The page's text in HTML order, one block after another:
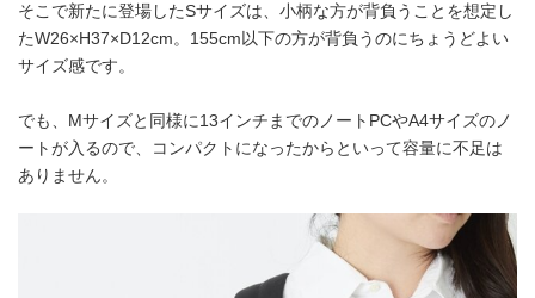
そこで新たに登場したSサイズは、小柄な方が背負うことを想定し
たW26×H37×D12cm。155cm以下の方が背負うのにちょうどよい
サイズ感です。
でも、Mサイズと同様に13インチまでのノートPCやA4サイズのノ
ートが入るので、コンパクトになったからといって容量に不足は
ありません。